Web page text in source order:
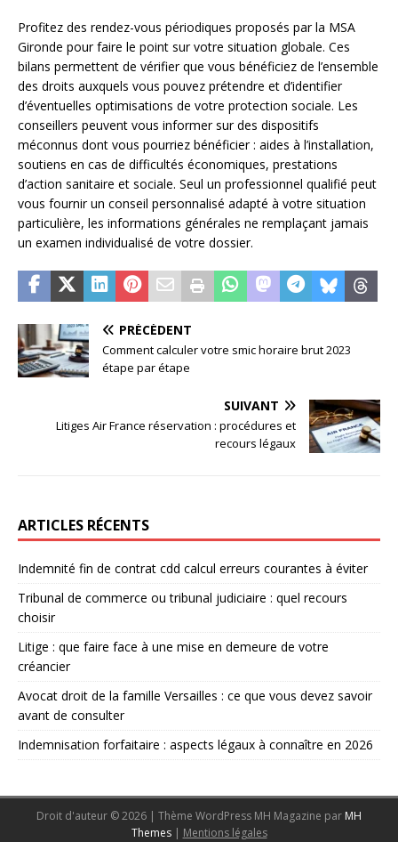
Profitez des rendez-vous périodiques proposés par la MSA
Gironde pour faire le point sur votre situation globale. Ces
bilans permettent de vérifier que vous bénéficiez de l’ensemble
des droits auxquels vous pouvez prétendre et d’identifier
d’éventuelles optimisations de votre protection sociale. Les
conseillers peuvent vous informer sur des dispositifs
méconnus dont vous pourriez bénéficier : aides à l’installation,
soutiens en cas de difficultés économiques, prestations
d’action sanitaire et sociale. Seul un professionnel qualifié peut
vous fournir un conseil personnalisé adapté à votre situation
particulière, les informations générales ne remplaçant jamais
un examen individualisé de votre dossier.
PRÉCÉDENT
Comment calculer votre smic horaire brut 2023
étape par étape
SUIVANT
Litiges Air France réservation : procédures et
recours légaux
ARTICLES RÉCENTS
Indemnité fin de contrat cdd calcul erreurs courantes à éviter
Tribunal de commerce ou tribunal judiciaire : quel recours
choisir
Litige : que faire face à une mise en demeure de votre
créancier
Avocat droit de la famille Versailles : ce que vous devez savoir
avant de consulter
Indemnisation forfaitaire : aspects légaux à connaître en 2026
Droit d'auteur © 2026 | Thème WordPress MH Magazine par MH
Themes | Mentions légales